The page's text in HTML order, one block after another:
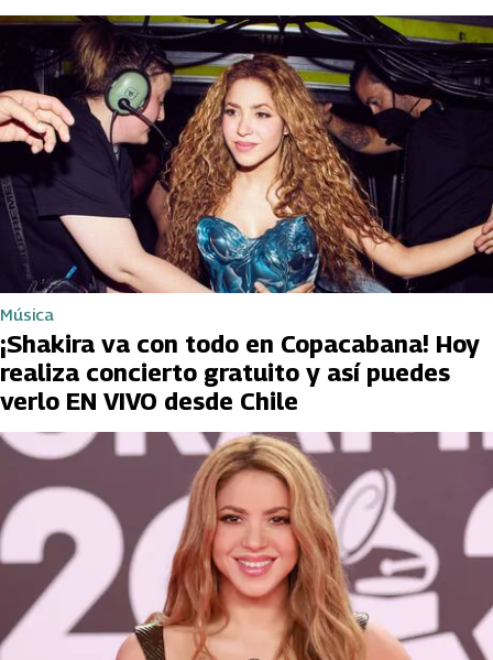
Música
¡Shakira va con todo en Copacabana! Hoy
realiza concierto gratuito y así puedes
verlo EN VIVO desde Chile